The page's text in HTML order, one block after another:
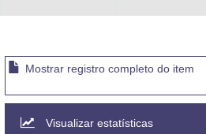
Mostrar registro completo do item
Visualizar estatísticas